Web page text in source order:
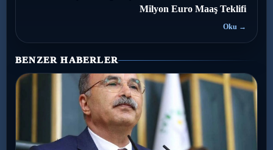
Milyon Euro Maaş Teklifi
Oku →
BENZER HABERLER